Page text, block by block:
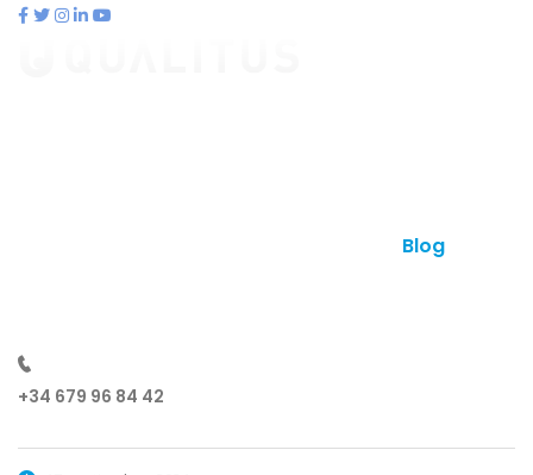
Blog
+34 679 96 84 42